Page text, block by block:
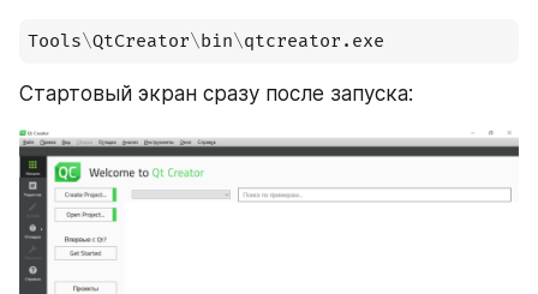
Tools\QtCreator\bin\qtcreator.exe
Стартовый экран сразу после запуска: